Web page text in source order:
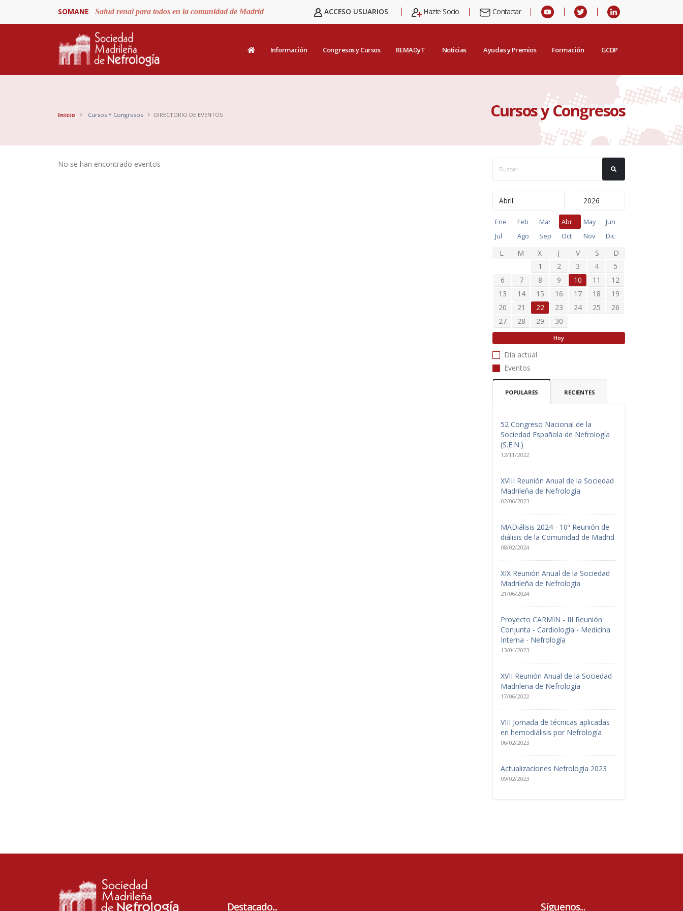
SOMANE Salud renal para todos en la comunidad de Madrid ACCESO USUARIOS Hazte Socio Contactar
Información Congresos y Cursos REMADyT Noticias Ayudas y Premios Formación GCDP
Inicio Cursos Y Congresos DIRECTORIO DE EVENTOS Cursos y Congresos
Ene Feb Mar Abr May
Jun
Jul
Ago Sep Oct Nov Dic
L M X J V S
D
1
2 3 4
5
6
7 8 9 10 11
12
13
14 15 16 17 18
19
20
21 22 23 24 25
26
27
28 29 30
Hoy
Día actual
Eventos
POPULARES RECIENTES
52 Congreso Nacional de la
Sociedad Española de Nefrología
(S.E.N.)
12/11/2022
XVIII Reunión Anual de la Sociedad
Madrileña de Nefrología
02/06/2023
MADiálisis 2024 - 10ª Reunión de
diálisis de la Comunidad de Madrid
08/02/2024
XIX Reunión Anual de la Sociedad
Madrileña de Nefrología
21/06/2024
Proyecto CARMIN - III Reunión
Conjunta - Cardiología - Medicina
Interna - Nefrología
13/04/2023
XVII Reunión Anual de la Sociedad
Madrileña de Nefrología
17/06/2022
VIII Jornada de técnicas aplicadas
en hemodiálisis por Nefrología
06/02/2023
Actualizaciones Nefrología 2023
09/02/2023
No se han encontrado eventos
Destacado... Síguenos...